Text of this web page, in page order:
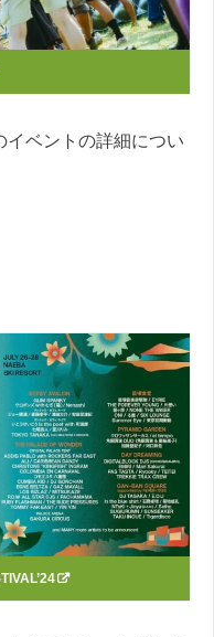
イベントの詳細につい